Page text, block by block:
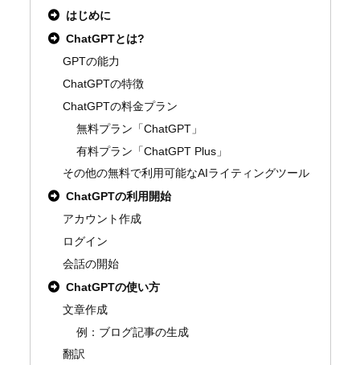
はじめに
ChatGPTとは?
GPTの能力
ChatGPTの特徴
ChatGPTの料金プラン
無料プラン「ChatGPT」
有料プラン「ChatGPT Plus」
その他の無料で利用可能なAIライティングツール
ChatGPTの利用開始
アカウント作成
ログイン
会話の開始
ChatGPTの使い方
文章作成
例：ブログ記事の生成
翻訳